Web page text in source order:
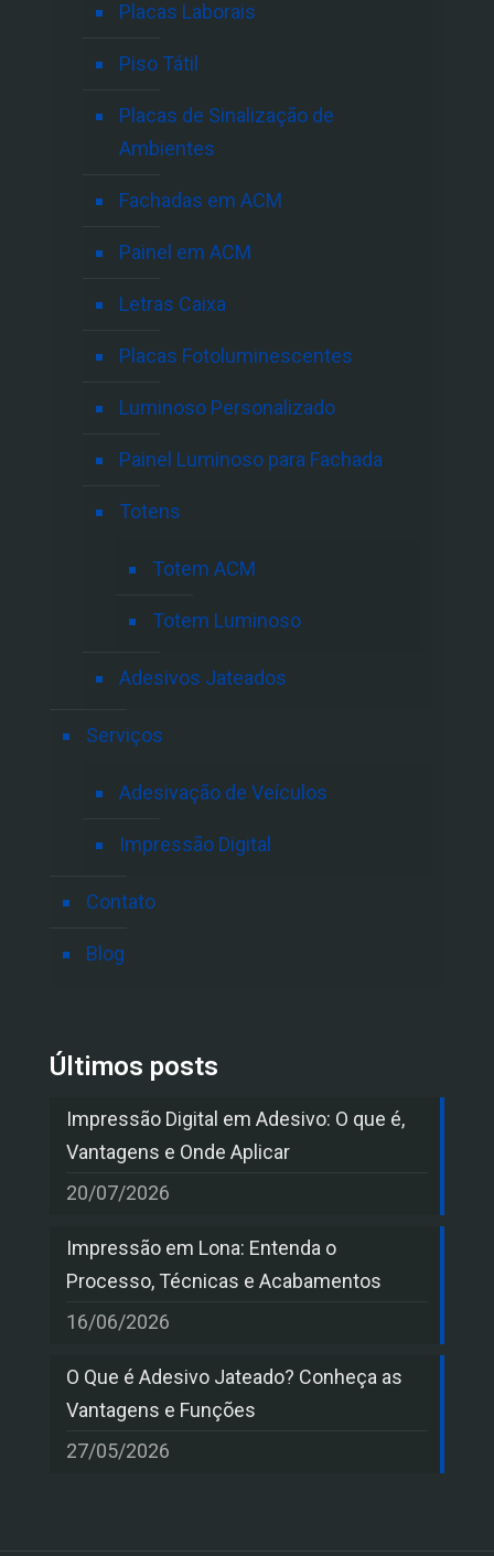
Placas Laborais
Piso Tátil
Placas de Sinalização de
Ambientes
Fachadas em ACM
Painel em ACM
Letras Caixa
Placas Fotoluminescentes
Luminoso Personalizado
Painel Luminoso para Fachada
Totens
Totem ACM
Totem Luminoso
Adesivos Jateados
Serviços
Adesivação de Veículos
Impressão Digital
Contato
Blog
Últimos posts
Impressão Digital em Adesivo: O que é,
Vantagens e Onde Aplicar
20/07/2026
Impressão em Lona: Entenda o
Processo, Técnicas e Acabamentos
16/06/2026
O Que é Adesivo Jateado? Conheça as
Vantagens e Funções
27/05/2026